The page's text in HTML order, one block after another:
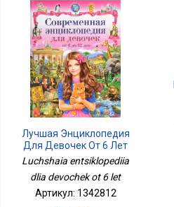
Лучшая Энциклопедия
Для Девочек От 6 Лет
Luchshaia entsiklopediia
dlia devochek ot 6 let
Артикул: 1342812